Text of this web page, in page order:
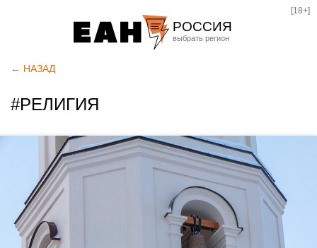
РОССИЯ
Оренбург
[18+]
← НАЗАД
#РЕЛИГИЯ